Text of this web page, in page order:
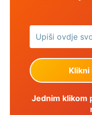
Jednim klikom